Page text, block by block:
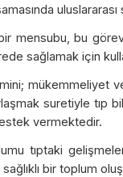
mensubu, bu
sağlamak için
mükemmeliyet
suretiyle tıp
vermektedir.
tıptaki
bir toplum